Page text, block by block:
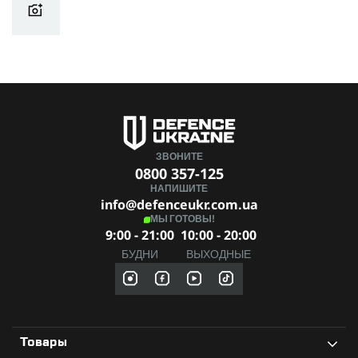
ЗВОНИТЕ
0800 357-125
НАПИШИТЕ
info@defenceukr.com.ua
МЫ ГОТОВЫ!
9:00 - 21:00
БУДНИ
10:00 - 20:00
ВЫХОДНЫЕ
Товары